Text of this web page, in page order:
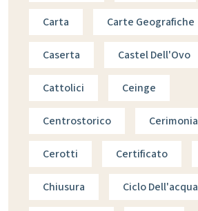
Carta Carte Geografiche
Caserta Castel Dell'Ovo
Cattolici Ceinge
Centrostorico Cerimonia
Cerotti Certificato
Chiusura Ciclo Dell'acqua